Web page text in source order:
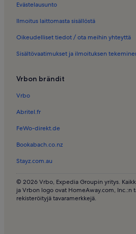
Evästelausunto
Ilmoitus laittomasta sisällöstä
Oikeudelliset tiedot / ota meihin yhteyttä
Sisältövaatimukset ja ilmoituksen
Vrbon brändit
Vrbo
Abritel.fr
FeWo-direkt.de
Bookabach.co.nz
Stayz.com.au
© 2026 Vrbo, Expedia Groupin yritys.
ja Vrbon logo ovat HomeAway.com, Inc.:n
rekisteröityjä tavaramerkkejä.